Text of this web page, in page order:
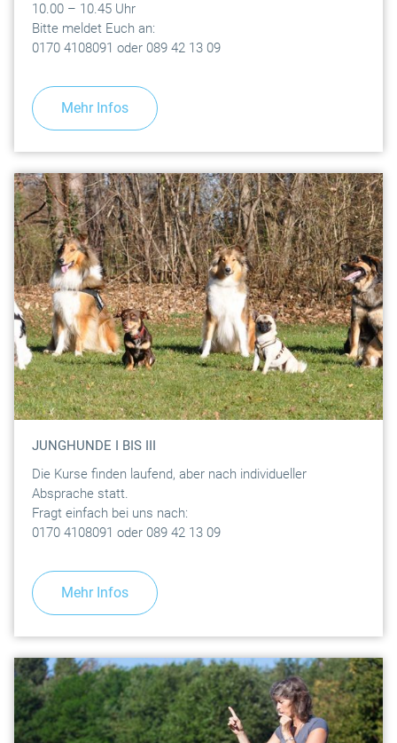
10.00 – 10.45 Uhr
Bitte meldet Euch an:
0170 4108091 oder 089 42 13 09
Mehr Infos
JUNGHUNDE I BIS III
Die Kurse finden laufend, aber nach individueller
Absprache statt.
Fragt einfach bei uns nach:
0170 4108091 oder 089 42 13 09
Mehr Infos